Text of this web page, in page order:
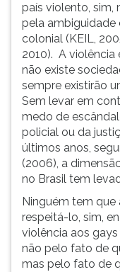
país violento, sim,
pela ambiguidade
colonial (KEIL,
2010). A violência
não existe
sempre existirão
Sem levar em
medo de
policial ou da
últimos anos,
(2006), a
no Brasil tem
Ninguém tem que
respeitá-lo, sim,
violência aos
não pelo fato de
mas pelo fato de